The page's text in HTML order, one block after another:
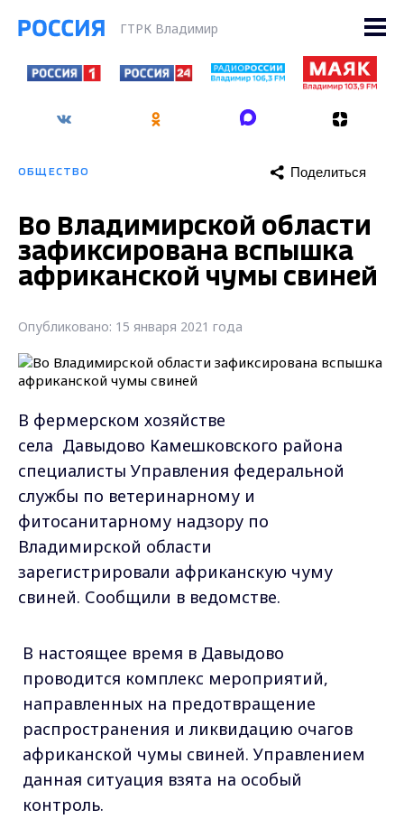
ГТРК Владимир
ОБЩЕСТВО Поделиться
Во Владимирской области
зафиксирована вспышка
африканской чумы свиней
Опубликовано: 15 января 2021 года
В фермерском хозяйстве
села Давыдово Камешковского района
специалисты Управления федеральной
службы по ветеринарному и
фитосанитарному надзору по
Владимирской области
зарегистрировали африканскую чуму
свиней. Сообщили в ведомстве.
В настоящее время в Давыдово
проводится комплекс мероприятий,
направленных на предотвращение
распространения и ликвидацию очагов
африканской чумы свиней. Управлением
данная ситуация взята на особый
контроль.